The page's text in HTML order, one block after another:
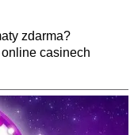
zdarma?
casinech